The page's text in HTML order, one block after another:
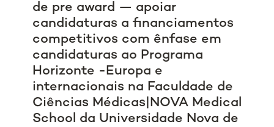
de pre award — apoiar
candidaturas a financiamentos
competitivos com ênfase em
candidaturas ao Programa
Horizonte -Europa e
internacionais na Faculdade de
Ciências Médicas|NOVA Medical
School da Universidade Nova de